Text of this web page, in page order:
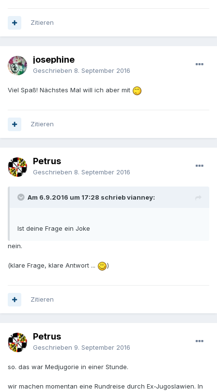
Zitieren
josephine
Geschrieben 8. September 2016
Viel Spaß! Nächstes Mal will ich aber mit
Zitieren
Petrus
Geschrieben 8. September 2016
Am 6.9.2016 um 17:28 schrieb vianney:
Ist deine Frage ein Joke
nein.
(klare Frage, klare Antwort ... )
Zitieren
Petrus
Geschrieben 9. September 2016
so. das war Medjugorie in einer Stunde.
wir machen momentan eine Rundreise durch Ex-Jugoslawien. In